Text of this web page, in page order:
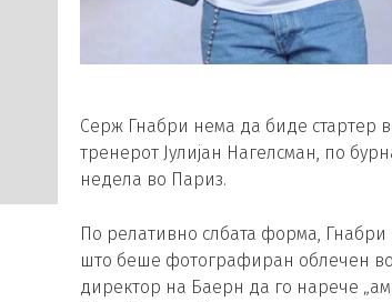
Серж Гнабри нема да биде стартер
тренерот Јулијан Нагелсман, по
недела во Париз.
По релативно слбата форма, Гнабри
што беше фотографиран облечен
директор на Баерн да го нарече